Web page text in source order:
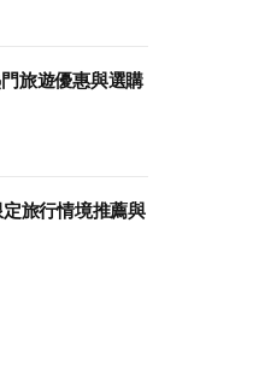
旅遊優惠與選購
旅行情境推薦與